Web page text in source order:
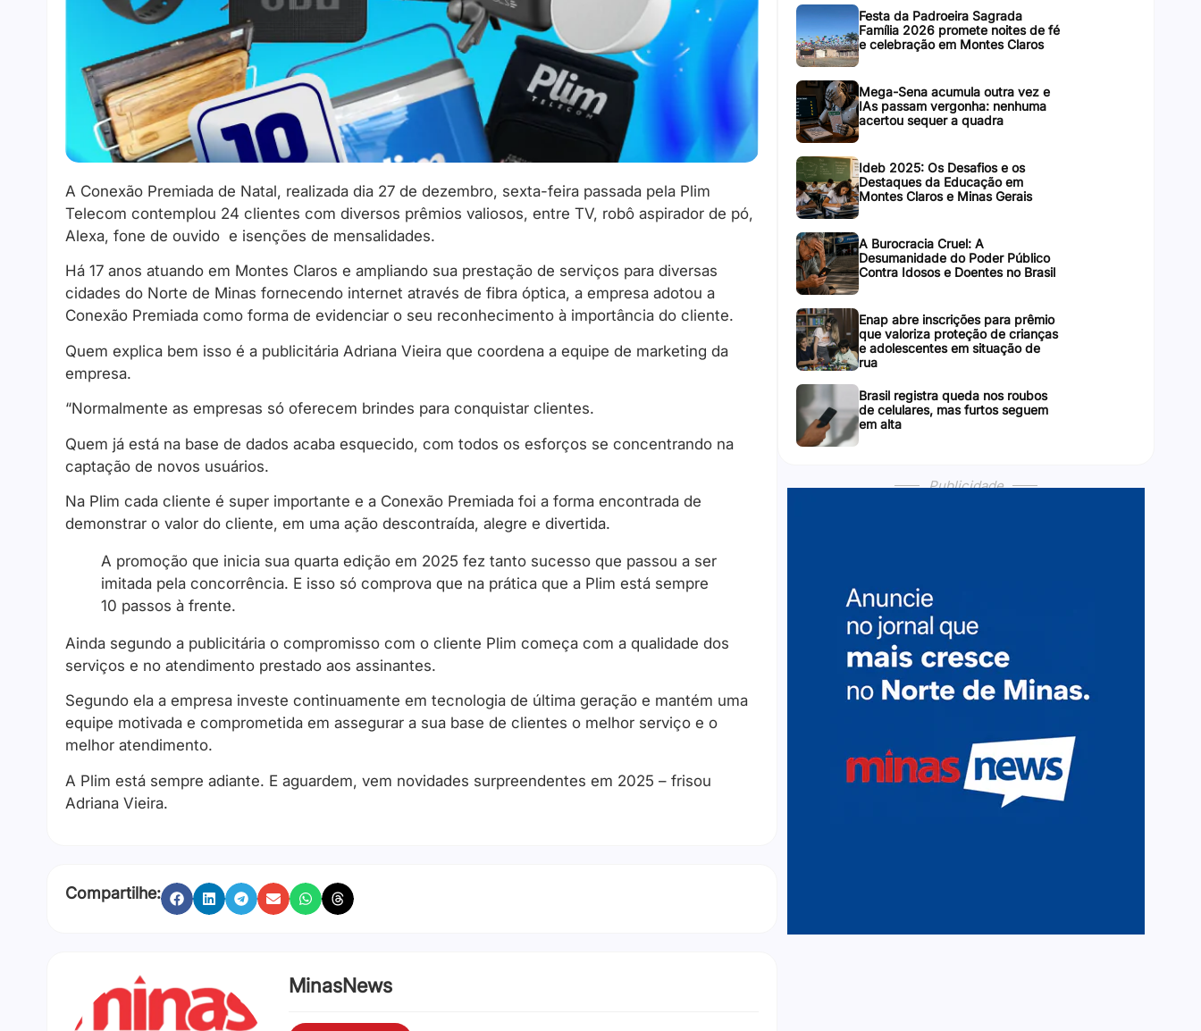
A Conexão Premiada de Natal, realizada dia 27 de dezembro, sexta-feira passada pela Plim
Telecom contemplou 24 clientes com diversos prêmios valiosos, entre TV, robô aspirador de pó,
Alexa, fone de ouvido e isenções de mensalidades.
Há 17 anos atuando em Montes Claros e ampliando sua prestação de serviços para diversas
cidades do Norte de Minas fornecendo internet através de fibra óptica, a empresa adotou a
Conexão Premiada como forma de evidenciar o seu reconhecimento à importância do cliente.
Quem explica bem isso é a publicitária Adriana Vieira que coordena a equipe de marketing da
empresa.
“Normalmente as empresas só oferecem brindes para conquistar clientes.
Quem já está na base de dados acaba esquecido, com todos os esforços se concentrando na
captação de novos usuários.
Na Plim cada cliente é super importante e a Conexão Premiada foi a forma encontrada de
demonstrar o valor do cliente, em uma ação descontraída, alegre e divertida.
A promoção que inicia sua quarta edição em 2025 fez tanto sucesso que passou a ser
imitada pela concorrência. E isso só comprova que na prática que a Plim está sempre
10 passos à frente.
Ainda segundo a publicitária o compromisso com o cliente Plim começa com a qualidade dos
serviços e no atendimento prestado aos assinantes.
Segundo ela a empresa investe continuamente em tecnologia de última geração e mantém uma
equipe motivada e comprometida em assegurar a sua base de clientes o melhor serviço e o
melhor atendimento.
A Plim está sempre adiante. E aguardem, vem novidades surpreendentes em 2025 – frisou
Adriana Vieira.
Compartilhe:
MinasNews
Festa da Padroeira Sagrada
Família 2026 promete noites de fé
e celebração em Montes Claros
Mega-Sena acumula outra vez e
IAs passam vergonha: nenhuma
acertou sequer a quadra
Ideb 2025: Os Desafios e os
Destaques da Educação em
Montes Claros e Minas Gerais
A Burocracia Cruel: A
Desumanidade do Poder Público
Contra Idosos e Doentes no Brasil
Enap abre inscrições para prêmio
que valoriza proteção de crianças
e adolescentes em situação de
rua
Brasil registra queda nos roubos
de celulares, mas furtos seguem
em alta
Publicidade